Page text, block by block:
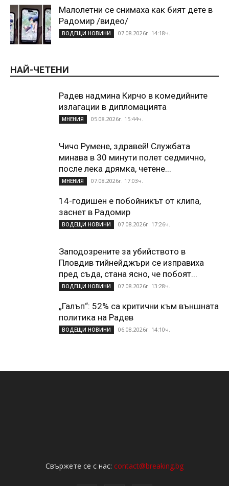
Малолетни се снимаха как бият дете в
Радомир /видео/
ВОДЕЩИ НОВИНИ 07.08.2026г. 14:18ч.
НАЙ-ЧЕТЕНИ
Радев надмина Кирчо в комедийните
излагации в дипломацията
МНЕНИЯ 05.08.2026г. 15:44ч.
Чичо Румене, здравей! Службата
минава в 30 минути полет седмично,
после лека дрямка, четене...
МНЕНИЯ 07.08.2026г. 17:03ч.
14-годишен е побойникът от клипа,
заснет в Радомир
ВОДЕЩИ НОВИНИ 07.08.2026г. 17:26ч.
Заподозрените за убийството в
Пловдив тийнейджъри се изправиха
пред съда, стана ясно, че побоят...
ВОДЕЩИ НОВИНИ 07.08.2026г. 13:28ч.
„Галъп“: 52% са критични към външната
политика на Радев
ВОДЕЩИ НОВИНИ 06.08.2026г. 14:10ч.
Свържете се с нас: contact@breaking.bg